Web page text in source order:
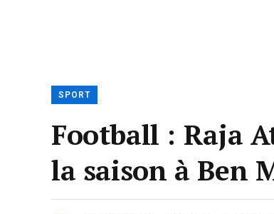
SPORT
Football : Raja
la saison à Ben